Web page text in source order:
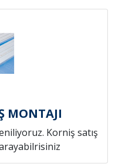
MONTAJI
Korniş satış